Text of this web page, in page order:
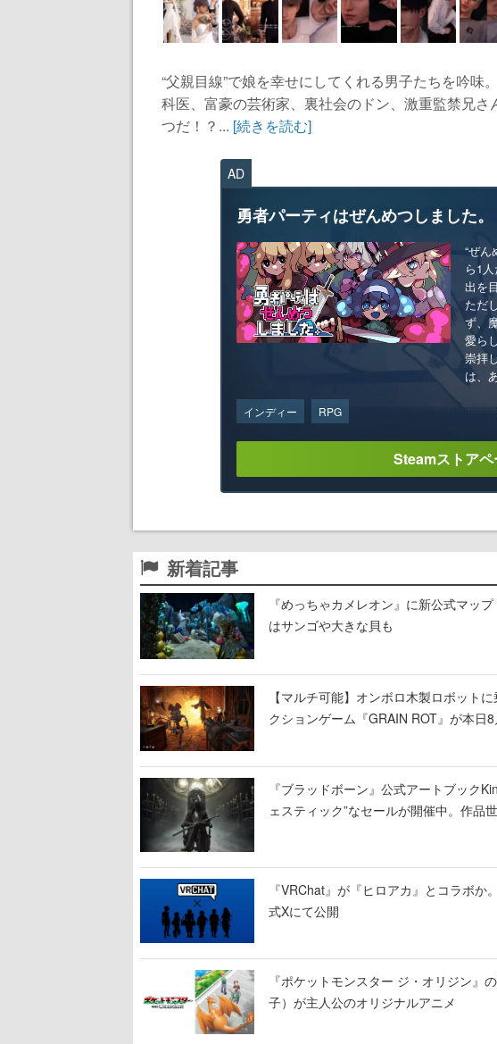
“父親目線”で娘を幸せにしてくれる男子たちを吟
科医、富豪の芸術家、裏社会のドン、激重監禁兄
つだ！？... [続きを読む]
AD
勇者パーティはぜんめつしました。
“ぜ
ら1
出を
ただ
ず、
愛ら
崇拝
は、
インディー RPG
Steamストア
新着記事
『めっちゃカメレオン』に新公式マッ
はサンゴや大きな貝も
【マルチ可能】オンボロ木製ロボット
クションゲーム『GRAIN ROT』が本日
『ブラッドボーン』公式アートブック
ェスティック”なセールが開催中。作品
『VRChat』が『ヒロアカ』とコラボ
式Xにて公開
『ポケットモンスター ジ・オリジン』
子）が主人公のオリジナルアニメ